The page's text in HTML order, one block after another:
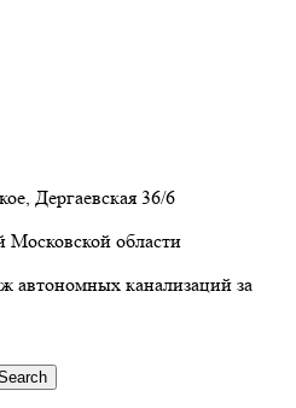
Дергаевская 36/6
Московской области
автономных канализаций за